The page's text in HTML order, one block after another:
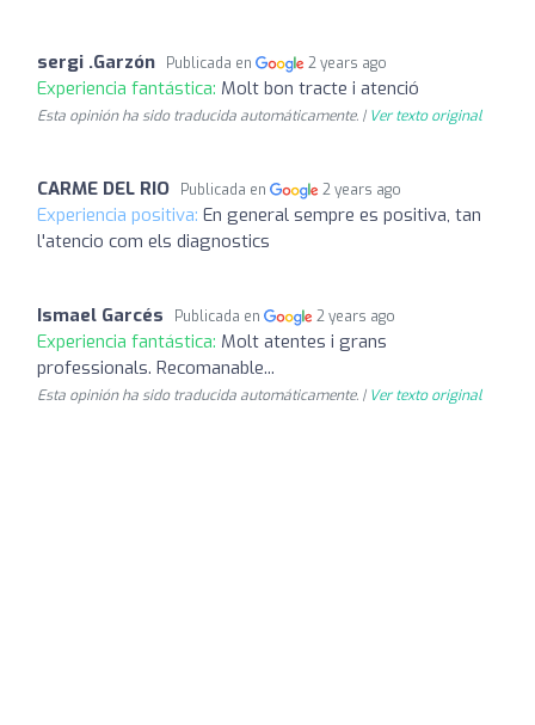
sergi .Garzón Publicada en 2 years ago
Experiencia fantástica: Molt bon tracte i atenció
Esta opinión ha sido traducida automáticamente. | Ver texto original
CARME DEL RIO Publicada en 2 years ago
Experiencia positiva: En general sempre es positiva, tan
l'atencio com els diagnostics
Ismael Garcés Publicada en 2 years ago
Experiencia fantástica: Molt atentes i grans
professionals. Recomanable...
Esta opinión ha sido traducida automáticamente. | Ver texto original